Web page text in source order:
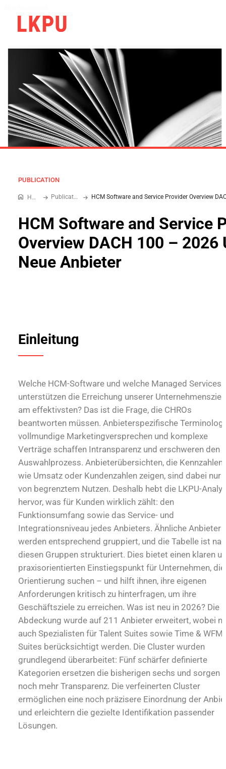
PUBLICATION
Home Publications
HCM Software and Service
Overview DACH 100 – 2026
Neue Anbieter
Einleitung
Welche HCM-Software und welche Managed Services
unterstützen die Erreichung unserer
am effektivsten? Das ist die Frage, die CHROs
beantworten müssen. Anbieterspezifische
vollmundige Marketingversprechen und komplexe
Verträge schaffen Intransparenz und erschweren den
Auswahlprozess. Anbieterübersichten, die Kennzahlen
wie Umsatz oder Kundenzahlen zeigen, sind dabei nur
von begrenztem Nutzen. Deshalb hebt die LKPU-
hervor, was für Kunden wirklich zählt: den
Funktionsumfang sowie das Service- und
Integrationsniveau jedes Anbieters. Ähnliche Anbieter
werden entsprechend gruppiert, und die Tabelle ist
diesen Gruppen strukturiert. Dies bietet einen klaren
praxisorientierten Einstiegspunkt für Unternehmen, die
Orientierung suchen – und hilft ihnen, ihre eigenen
Anforderungen kritisch zu hinterfragen, um ihre
Geschäftsziele zu erreichen. Was ist neu in 2026? Die
Abdeckung wurde auf 211 Anbieter erweitert, wobei
auch Spezialisten für Talent Suites sowie Time & WFM
Suites berücksichtigt werden. Die Cluster wurden
grundlegend überarbeitet: Fünf schärfer definierte
Kategorien ersetzen die bisherigen sechs und sorgen
noch mehr Transparenz. Die verfeinerten Cluster
ermöglichen eine noch präzisere Einordnung der
und erleichtern die gezielte Identifikation passender
Lösungen.